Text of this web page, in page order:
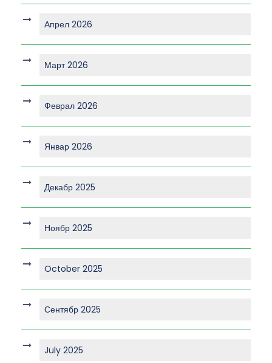
Апрел 2026
Март 2026
Феврал 2026
Январ 2026
Декабр 2025
Ноябр 2025
October 2025
Сентябр 2025
July 2025